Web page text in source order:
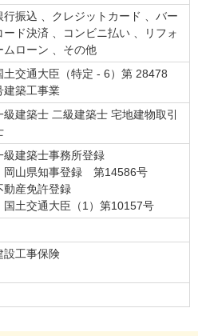
行振込 、クレジットカード 、バー
ード決済 、コンビニ払い 、リフォ
ムローン 、その他
土交通大臣（特定 - 6）第 28478
建築工事業
級建築士 二級建築士 宅地建物取引
級建築士事務所登録
岡山県知事登録 第14586号
動産免許登録
国土交通大臣（1）第10157号
設工事保険